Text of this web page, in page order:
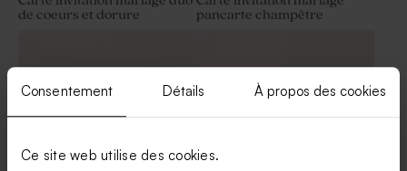
Consentement Détails À propos des cookies
Ce site web utilise des cookies.
de coeurs et dorure
pancarte champêtre